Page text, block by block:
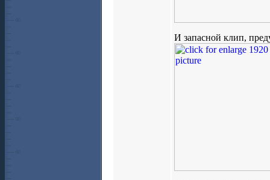
И запасной клип,